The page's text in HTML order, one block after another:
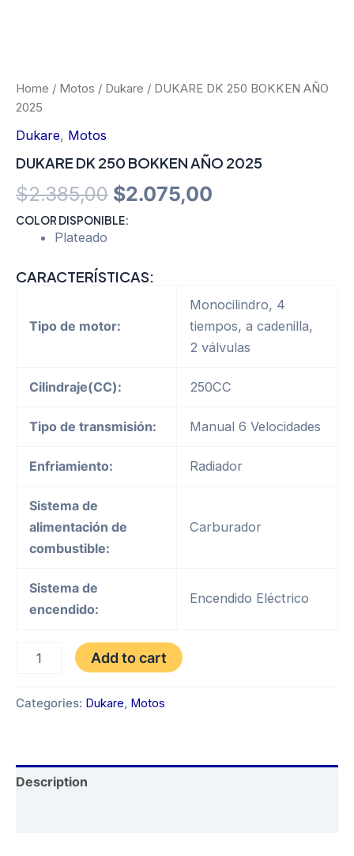
Home / Motos / Dukare / DUKARE DK 250 BOKKEN AÑO
2025
Dukare, Motos
DUKARE DK 250 BOKKEN AÑO 2025
$2.385,00 Original
price
$2.385,00.
$2.075,00
COLOR DISPONIBLE:
Plateado
CARACTERÍSTICAS:
Tipo de motor:
Monocilindro, 4
tiempos, a cadenilla,
2 válvulas
Cilindraje(CC): 250CC
Tipo de transmisión: Manual 6 Velocidades
Enfriamiento: Radiador
Sistema de
alimentación de
combustible:
Carburador
Sistema de
encendido:
Encendido Eléctrico
BOKKEN
Add to cart
Categories: Dukare, Motos
Description